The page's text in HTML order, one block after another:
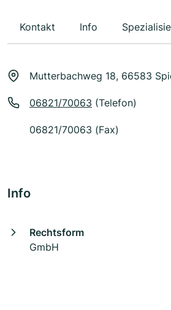
Kontakt Info
Mutterbachweg 18, 66583
06821/70063 (Telefon)
06821/70063 (Fax)
Info
Rechtsform
GmbH